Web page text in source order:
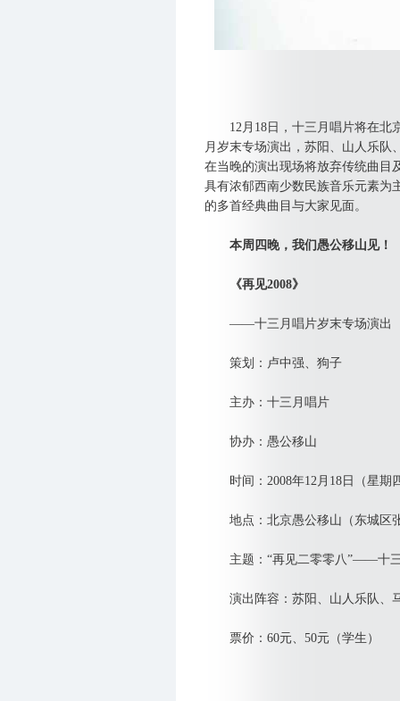
12月18日，十三月唱片将在北京
月岁末专场演出，苏阳、山人乐队
在当晚的演出现场将放弃传统曲目
具有浓郁西南少数民族音乐元素为
的多首经典曲目与大家见面。
本周四晚，我们愚公移山见！
《再见2008》
——十三月唱片岁末专场演出
策划：卢中强、狗子
主办：十三月唱片
协办：愚公移山
时间：2008年12月18日（星期
地点：北京愚公移山（东城区
主题：“再见二零零八”——十三
演出阵容：苏阳、山人乐队、
票价：60元、50元（学生）